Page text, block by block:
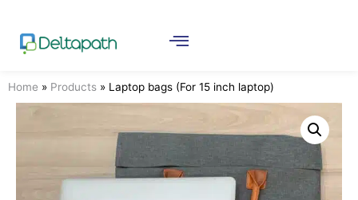
Home » Products » Laptop bags (For 15 inch laptop)